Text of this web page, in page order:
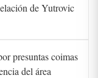
de Yutrovic
presuntas coimas
del área